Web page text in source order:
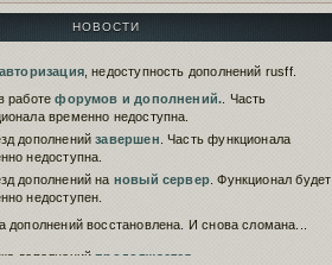
НОВОСТИ
авторизация, недоступность дополнений rusff.
работефорумов и дополнений. . Часть
временно недоступна.
дополненийзавершен . Часть функционала
недоступна.
дополнений на новый сервер . Функционал будет
недоступен.
дополнений восстановлена. И снова сломана...
дополненийпродолжается